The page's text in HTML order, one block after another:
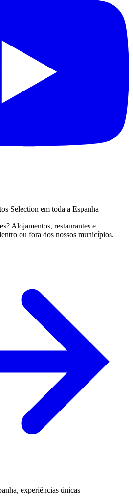
Selection em toda a Espanha
Alojamentos, restaurantes e
ou fora dos nossos municípios.
experiências únicas